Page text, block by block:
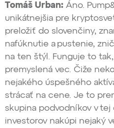
Tomáš Urban: Áno.
unikátnejšia pre
preložiť do slovenčiny,
nafúknutie a pustenie,
na ten štýl. Funguje to
premyslená vec. Čiže
nejakého úspešného
strácať na cene. Je to
skupina podvodníkov v tej
investorov nakúpi nejaký